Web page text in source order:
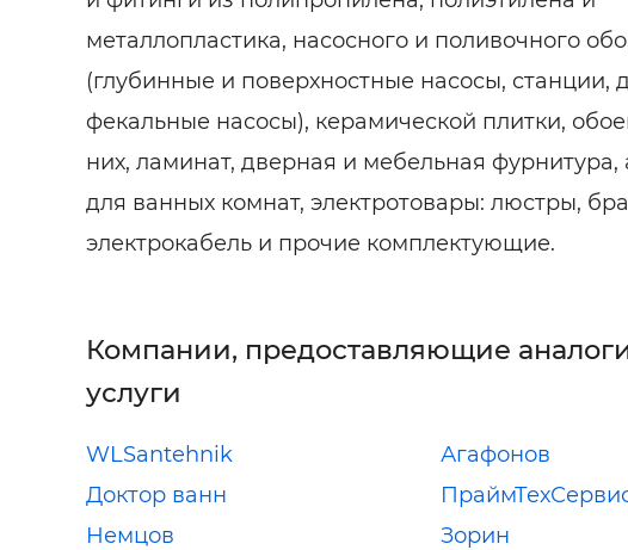
металлопластика, насосного и поливочного
(глубинные и поверхностные насосы, станции,
фекальные насосы), керамической плитки,
них, ламинат, дверная и мебельная фурнитура,
для ванных комнат, электротовары: люстры,
электрокабель и прочие комплектующие.
Компании, предоставляющие
услуги
WLSantehnik
Агафонов
Доктор ванн
Немцов
Зорин